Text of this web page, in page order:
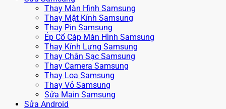
Thay Màn Hình Samsung
Thay Mặt Kính Samsung
Thay Pin Samsung
Ép Cổ Cáp Màn Hình Samsung
Thay Kính Lưng Samsung
Thay Chân Sạc Samsung
Thay Camera Samsung
Thay Loa Samsung
Thay Vỏ Samsung
Sửa Main Samsung
Sửa Android